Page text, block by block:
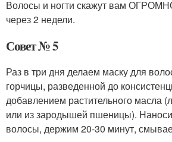
Волосы и ногти скажут вам
через 2 недели.
Совет № 5
Раз в три дня делаем маску для
горчицы, разведенной до
добавлением растительного масла
или из зародышей пшеницы).
волосы, держим 20-30 минут,